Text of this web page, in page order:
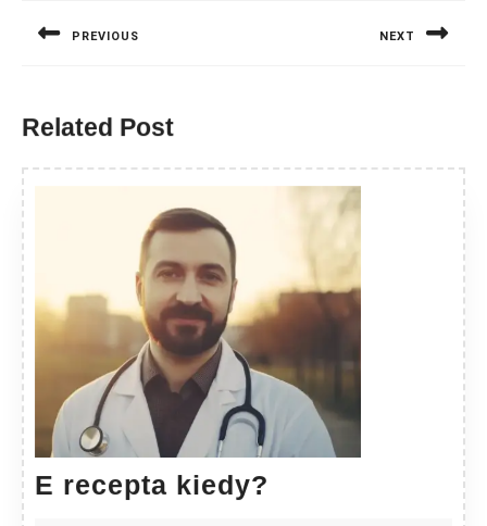
PREVIOUS NEXT
Related Post
E recepta kiedy?